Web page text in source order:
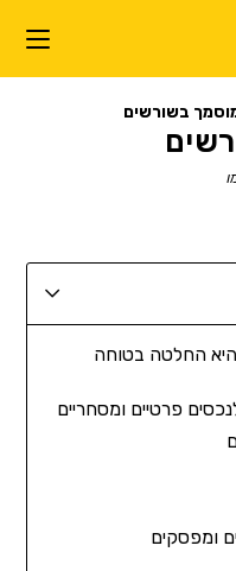
בשורשים
החלטה בטוחה
פרטיים ומסחריים
ומפסקים